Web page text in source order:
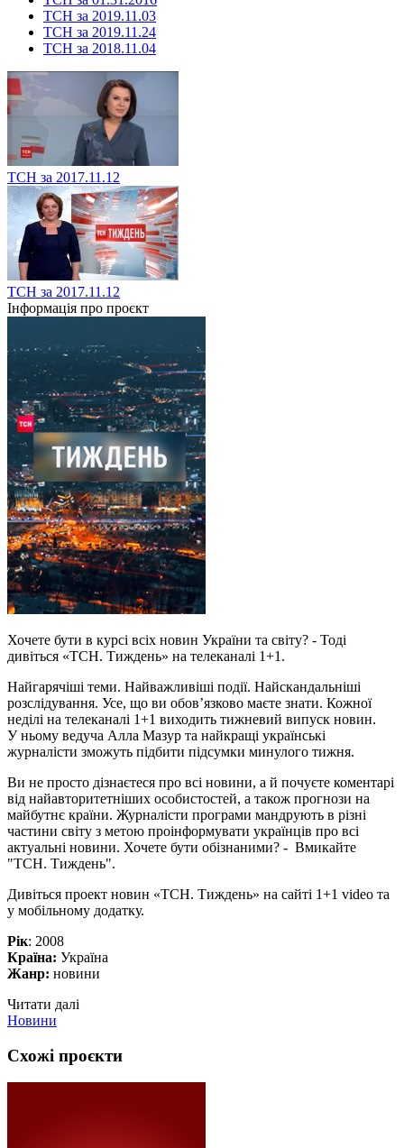
ТСН за 2019.11.03
ТСН за 2019.11.24
ТСН за 2018.11.04
ТСН за 2017.11.12
ТСН за 2017.11.12
Інформація про проєкт
Хочете бути в курсі всіх новин України та світу? - Тоді
дивіться «ТСН. Тиждень» на телеканалі 1+1.
Найгарячіші теми. Найважливіші події. Найскандальніші
розслідування. Усе, що ви обов’язково маєте знати. Кожної
неділі на телеканалі 1+1 виходить тижневий випуск новин.
У ньому ведуча Алла Мазур та найкращі українські
журналісти зможуть підбити підсумки минулого тижня.
Ви не просто дізнаєтеся про всі новини, а й почуєте коментарі
від найавторитетніших особистостей, а також прогнози на
майбутнє країни. Журналісти програми мандрують в різні
частини світу з метою проінформувати українців про всі
актуальні новини. Хочете бути обізнаними? - Вмикайте
"ТСН. Тиждень".
Дивіться проект новин «ТСН. Тиждень» на сайті 1+1 video та
у мобільному додатку.
Рік: 2008
Країна: Україна
Жанр: новини
Читати далі
Новини
Схожі проєкти